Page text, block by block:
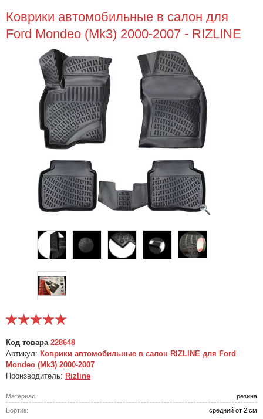
Коврики автомобильные в салон для
Ford Mondeo (Mk3) 2000-2007 - RIZLINE
Код товара 228648
Артикул: Коврики автомобильные в салон RIZLINE для Ford
Mondeo (Mk3) 2000-2007
Производитель: Rizline
Материал:
резина
Бортик:
средний от 2 см